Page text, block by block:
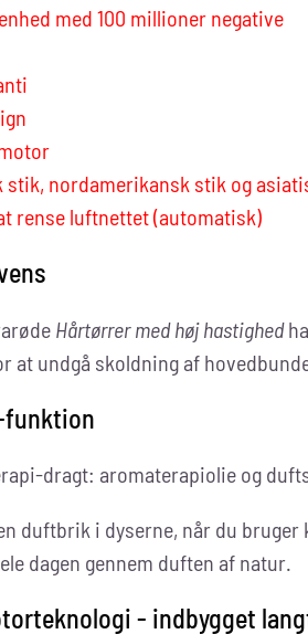
med 100 millioner negative
nordamerikansk stik og
rense luftnettet (automatisk)
Hårtørrer med høj hastighed
at undgå skoldning af
funktion
dragt: aromaterapiolie og
duftbrik i dyserne, når du
dagen gennem duften af natur.
- indbygget